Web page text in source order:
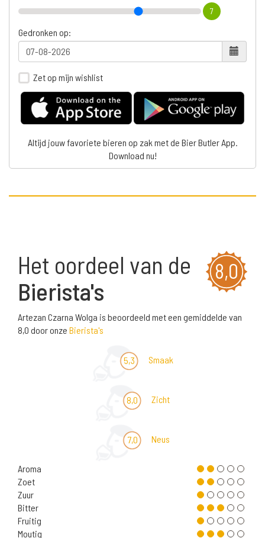
7
Gedronken op:
Zet op mijn wishlist
Altijd jouw favoriete bieren op zak met de Bier Butler App.
Download nu!
8,0
Het oordeel van de
Bierista's
Artezan Czarna Wolga is beoordeeld met een gemiddelde van
8,0 door onze Bierista's
5,3 Smaak
8,0 Zicht
7,0 Neus
Aroma
Zoet
Zuur
Bitter
Fruitig
Moutig